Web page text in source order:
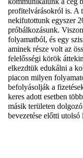
profitelvárásokról is. A
nekifutottunk egyszer
próbálkozásunk.
folyamatból, és egy
aminek része volt az
felelősségi körök
elkezdtük edukálni a
piacon milyen
befolyásolják a
keres adott esetben
másik területen
bevezetése előtti utolsó